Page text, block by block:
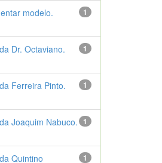
1
modelo.
1
Dr. Octaviano.
1
Ferreira Pinto.
1
Joaquim Nabuco.
1
Quintino